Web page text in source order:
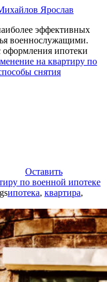
Ярослав
эффективных
военнослужащими.
ипотеки
на квартиру по
снятия
Оставить
по военной ипотеке
ипотека, квартира,